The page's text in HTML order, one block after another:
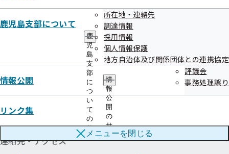
鹿児島支部について
鹿
児
島
支
部
に
つ
い
て
の
サ
ブ
所在地・連絡先
調達情報
採用情報
個人情報保護
地方自治体及び関係団体との連携協定
情報公開
情
報
公
開
の
サ
ブ
メ
評議会
事務処理誤り
リンク集
メニューを閉じる
協会けんぽTOP都道府県支部鹿児島支部
鹿児島支部の健診・保健指導のご案内
健診（被保険者）に関するご案内
連絡先・アクセス